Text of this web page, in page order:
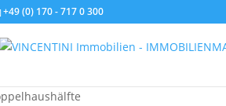
+49 (0) 170 - 717 0 300